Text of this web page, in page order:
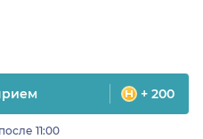
+ 200
11:00